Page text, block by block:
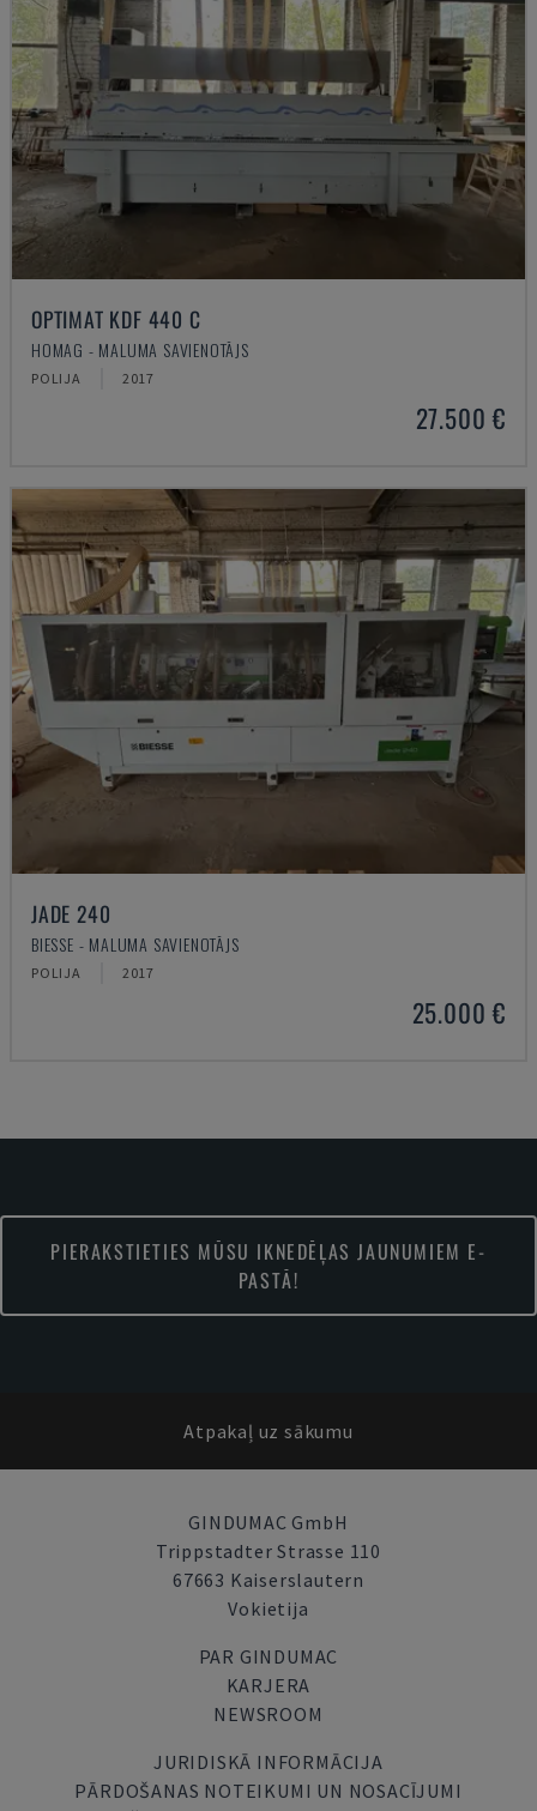
OPTIMAT KDF 440 C
HOMAG - MALUMA SAVIENOTĀJS
POLIJA 2017
27.500 €
JADE 240
BIESSE - MALUMA SAVIENOTĀJS
POLIJA 2017
25.000 €
PIERAKSTIETIES MŪSU IKNEDĒĻAS JAUNUMIEM E-
PASTĀ!
Atpakaļ uz sākumu
GINDUMAC GmbH
Trippstadter Strasse 110
67663 Kaiserslautern
Vokietija
PAR GINDUMAC
KARJERA
NEWSROOM
JURIDISKĀ INFORMĀCIJA
PĀRDOŠANAS NOTEIKUMI UN NOSACĪJUMI